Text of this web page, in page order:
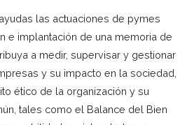
las actuaciones de pymes
e implantación de una memoria de
a medir, supervisar y gestionar
y su impacto en la sociedad,
ético de la organización y su
tales como el Balance del Bien